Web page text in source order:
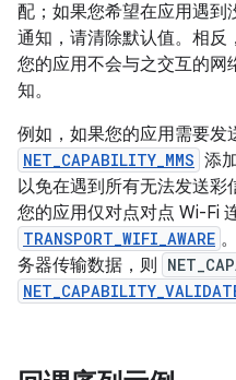
配；如果您希望在应用遇到
通知，请清除默认值。相反
您的应用不会与之交互的网
知。
例如，如果您的应用需要发
NET_CAPABILITY_MMS 添
以免在遇到所有无法发送
您的应用仅对点对点 Wi-Fi
TRANSPORT_WIFI_AWARE
务器传输数据，则